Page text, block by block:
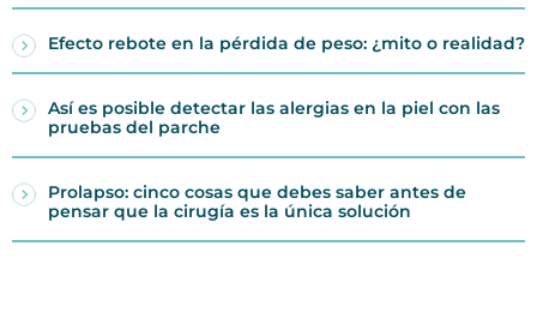
Efecto rebote en la pérdida de peso: ¿mito o realidad?
Así es posible detectar las alergias en la piel con las
pruebas del parche
Prolapso: cinco cosas que debes saber antes de
pensar que la cirugía es la única solución